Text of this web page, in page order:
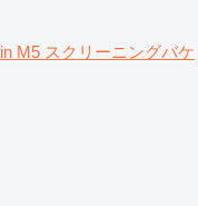
M5 スクリーニングバケ